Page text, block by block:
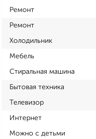
Ремонт
Ремонт
Холодильник
Мебель
Стиральная машина
Бытовая техника
Телевизор
Интернет
Можно с детьми